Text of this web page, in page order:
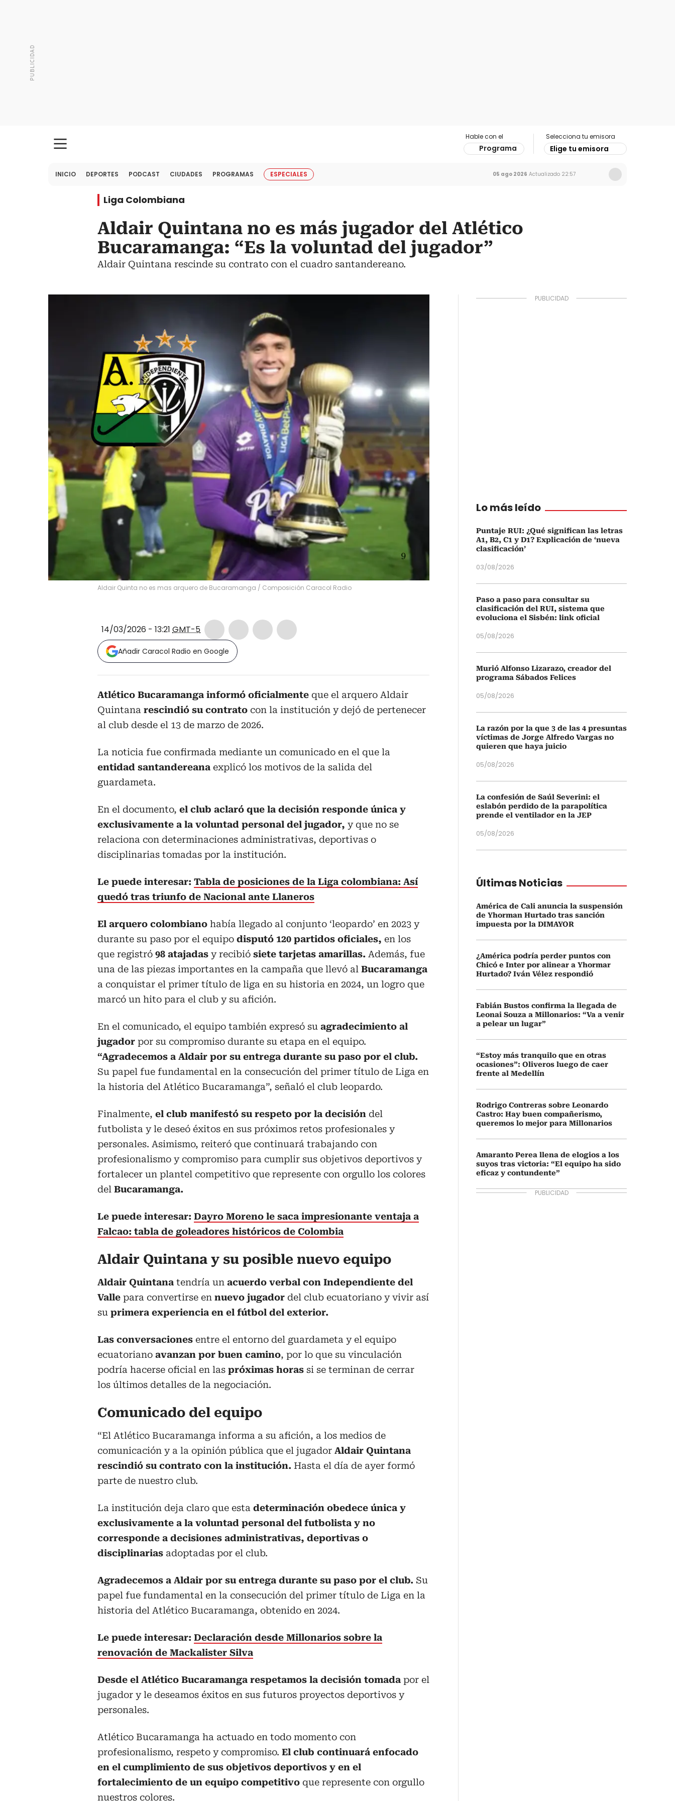
Hable con el
Programa
Selecciona tu emisora
Elige tu emisora
INICIO DEPORTES PODCAST CIUDADES PROGRAMAS ESPECIALES 05 ago 2026 Actualizado 22:57
Liga Colombiana
Aldair Quintana no es más jugador del Atlético
Bucaramanga: “Es la voluntad del jugador”
Aldair Quintana rescinde su contrato con el cuadro santandereano.
Aldair Quinta no es mas arquero de Bucaramanga / Composición Caracol Radio
14/03/2026 - 13:21 GMT-5
Añadir Caracol Radio en Google
Atlético Bucaramanga informó oficialmente que el arquero Aldair
Quintana rescindió su contrato con la institución y dejó de pertenecer
al club desde el 13 de marzo de 2026.
La noticia fue confirmada mediante un comunicado en el que la
entidad santandereana explicó los motivos de la salida del
guardameta.
En el documento, el club aclaró que la decisión responde única y
exclusivamente a la voluntad personal del jugador, y que no se
relaciona con determinaciones administrativas, deportivas o
disciplinarias tomadas por la institución.
Le puede interesar: Tabla de posiciones de la Liga colombiana: Así
quedó tras triunfo de Nacional ante Llaneros
El arquero colombiano había llegado al conjunto ‘leopardo’ en 2023 y
durante su paso por el equipo disputó 120 partidos oficiales, en los
que registró 98 atajadas y recibió siete tarjetas amarillas. Además, fue
una de las piezas importantes en la campaña que llevó al Bucaramanga
a conquistar el primer título de liga en su historia en 2024, un logro que
marcó un hito para el club y su afición.
En el comunicado, el equipo también expresó su agradecimiento al
jugador por su compromiso durante su etapa en el equipo.
“Agradecemos a Aldair por su entrega durante su paso por el club.
Su papel fue fundamental en la consecución del primer título de Liga en
la historia del Atlético Bucaramanga”, señaló el club leopardo.
Finalmente, el club manifestó su respeto por la decisión del
futbolista y le deseó éxitos en sus próximos retos profesionales y
personales. Asimismo, reiteró que continuará trabajando con
profesionalismo y compromiso para cumplir sus objetivos deportivos y
fortalecer un plantel competitivo que represente con orgullo los colores
del Bucaramanga.
Le puede interesar: Dayro Moreno le saca impresionante ventaja a
Falcao: tabla de goleadores históricos de Colombia
Aldair Quintana y su posible nuevo equipo
Aldair Quintana tendría un acuerdo verbal con Independiente del
Valle para convertirse en nuevo jugador del club ecuatoriano y vivir así
su primera experiencia en el fútbol del exterior.
Las conversaciones entre el entorno del guardameta y el equipo
ecuatoriano avanzan por buen camino, por lo que su vinculación
podría hacerse oficial en las próximas horas si se terminan de cerrar
los últimos detalles de la negociación.
Comunicado del equipo
“El Atlético Bucaramanga informa a su afición, a los medios de
comunicación y a la opinión pública que el jugador Aldair Quintana
rescindió su contrato con la institución. Hasta el día de ayer formó
parte de nuestro club.
La institución deja claro que esta determinación obedece única y
exclusivamente a la voluntad personal del futbolista y no
corresponde a decisiones administrativas, deportivas o
disciplinarias adoptadas por el club.
Agradecemos a Aldair por su entrega durante su paso por el club. Su
papel fue fundamental en la consecución del primer título de Liga en la
historia del Atlético Bucaramanga, obtenido en 2024.
Le puede interesar: Declaración desde Millonarios sobre la
renovación de Mackalister Silva
Desde el Atlético Bucaramanga respetamos la decisión tomada por el
jugador y le deseamos éxitos en sus futuros proyectos deportivos y
personales.
Atlético Bucaramanga ha actuado en todo momento con
profesionalismo, respeto y compromiso. El club continuará enfocado
en el cumplimiento de sus objetivos deportivos y en el
fortalecimiento de un equipo competitivo que represente con orgullo
nuestros colores.
Lo más leído
Puntaje RUI: ¿Qué significan las letras
A1, B2, C1 y D1? Explicación de ‘nueva
clasificación’
03/08/2026
Paso a paso para consultar su
clasificación del RUI, sistema que
evoluciona el Sisbén: link oficial
05/08/2026
Murió Alfonso Lizarazo, creador del
programa Sábados Felices
05/08/2026
La razón por la que 3 de las 4 presuntas
víctimas de Jorge Alfredo Vargas no
quieren que haya juicio
05/08/2026
La confesión de Saúl Severini: el
eslabón perdido de la parapolítica
prende el ventilador en la JEP
05/08/2026
Últimas Noticias
América de Cali anuncia la suspensión
de Yhorman Hurtado tras sanción
impuesta por la DIMAYOR
¿América podría perder puntos con
Chicó e Inter por alinear a Yhormar
Hurtado? Iván Vélez respondió
Fabián Bustos confirma la llegada de
Leonai Souza a Millonarios: “Va a venir
a pelear un lugar”
“Estoy más tranquilo que en otras
ocasiones”: Oliveros luego de caer
frente al Medellín
Rodrigo Contreras sobre Leonardo
Castro: Hay buen compañerismo,
queremos lo mejor para Millonarios
Amaranto Perea llena de elogios a los
suyos tras victoria: “El equipo ha sido
eficaz y contundente”